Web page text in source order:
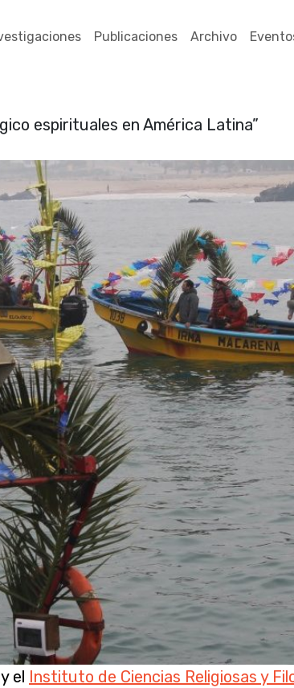
Publicaciones Archivo
espirituales en América Latina”
el Instituto de Ciencias Religiosas y